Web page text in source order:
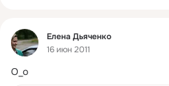
Фид
Елена Дьяченко
16 июн 2011
О_о